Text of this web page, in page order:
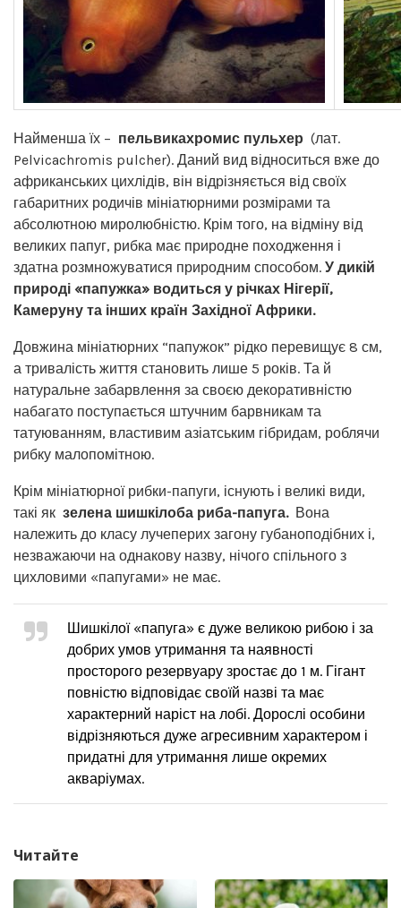
Найменша їх – пельвикахромис пульхер (лат.
Pelvicachromis pulcher). Даний вид відноситься вже до
африканських цихлідів, він відрізняється від своїх
габаритних родичів мініатюрними розмірами та
абсолютною миролюбністю. Крім того, на відміну від
великих папуг, рибка має природне походження і
здатна розмножуватися природним способом. У дикій
природі «папужка» водиться у річках Нігерії,
Камеруну та інших країн Західної Африки.
Довжина мініатюрних “папужок” рідко перевищує 8 см,
а тривалість життя становить лише 5 років. Та й
натуральне забарвлення за своєю декоративністю
набагато поступається штучним барвникам та
татуюванням, властивим азіатським гібридам, роблячи
рибку малопомітною.
Крім мініатюрної рибки-папуги, існують і великі види,
такі як зелена шишкілоба риба-папуга. Вона
належить до класу лучеперих загону губаноподібних і,
незважаючи на однакову назву, нічого спільного з
цихловими «папугами» не має.
Шишкілої «папуга» є дуже великою рибою і за
добрих умов утримання та наявності
просторого резервуару зростає до 1 м. Гігант
повністю відповідає своїй назві та має
характерний наріст на лобі. Дорослі особини
відрізняються дуже агресивним характером і
придатні для утримання лише окремих
акваріумах.
Читайте